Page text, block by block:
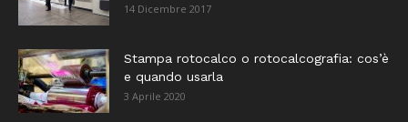
14 Dicembre 2017
Stampa rotocalco o rotocalcografia: cos’è
e quando usarla
3 Aprile 2020